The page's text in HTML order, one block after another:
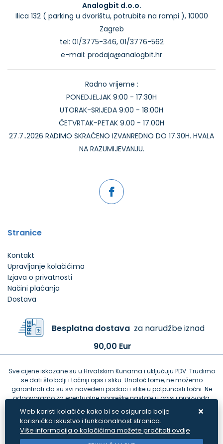
Analogbit d.o.o.
Ilica 132 ( parking u dvorištu, potrubite na rampi ), 10000
Zagreb
tel: 01/3775-346, 01/3776-562
e-mail: prodaja@analogbit.hr
Radno vrijeme :
PONEDJELJAK 9:00 - 17:30H
UTORAK-SRIJEDA 9:00 - 18:00H
ČETVRTAK-PETAK 9.00 - 17.00H
27.7..2026 RADIMO SKRAĆENO IZVANREDNO DO 17.30H. HVALA
NA RAZUMIJEVANJU.
Stranice
Kontakt
Upravljanje kolačićima
Izjava o privatnosti
Načini plaćanja
Dostava
Besplatna dostavaza narudžbe iznad
90,00 Eur
Sve cijene iskazane su u Hrvatskim Kunama i uključuju PDV. Trudimo
se dati što bolji i točniji opis i sliku. Unatoč tome, ne možemo
garantirati da su svi navedeni podaci i slike u potpunosti točni. Ne
odgovaramo za eventualne pogreške nastale u opisu proizvoda,
greške prilikom štampanja te promjene cijena.
Web koristi kolačiće kako bi se osiguralo bolje
korisničko iskustvo i funkcionalnost stranica.
Više informacija o kolačićima možete pročitati ovdje